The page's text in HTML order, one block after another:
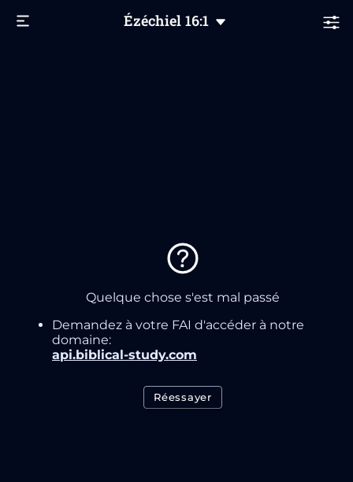
Ézéchiel 16:1
Quelque chose s'est mal passé
Demandez à votre FAI d'accéder à notre
domaine:
api.biblical-study.com
Réessayer